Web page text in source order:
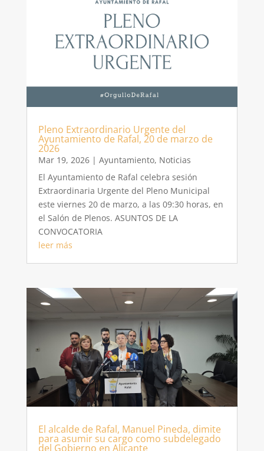
Pleno Extraordinario Urgente del
Ayuntamiento de Rafal, 20 de marzo de
2026
Mar 19, 2026| Ayuntamiento, Noticias
El Ayuntamiento de Rafal celebra sesión
Extraordinaria Urgente del Pleno Municipal
este viernes 20 de marzo, a las 09:30 horas, en
el Salón de Plenos. ASUNTOS DE LA
CONVOCATORIA
leer más
El alcalde de Rafal, Manuel Pineda, dimite
para asumir su cargo como subdelegado
del Gobierno en Alicante